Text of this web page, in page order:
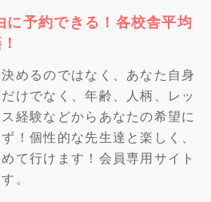
予約できる！各校舎平均
めるのではなく、あなた自身
けでなく、年齢、人柄、レッ
経験などからあなたの希望に
！個性的な先生達と楽しく、
て行けます！会員専用サイト
。